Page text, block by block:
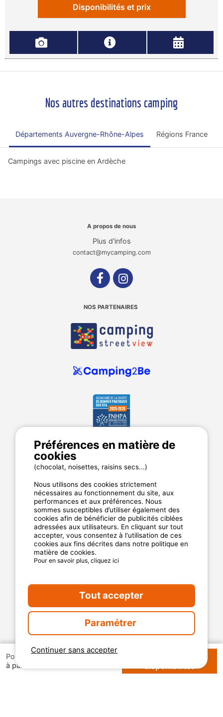
Pour 1 semaine
à partir de
disponibilités
Disponibilités et prix
Nos autres destinations camping
Départements Auvergne-Rhône-Alpes Régions France
Campings avec piscine en Ardèche
A propos de nous
Plus d'infos
contact@mycamping.com
NOS PARTENAIRES
Annuaire des campings
CGU du site
Plan de site
Cookies
Charte de confidentialité
La garantie MyCamping.com
Des avis clients authentiques
Les offres aux meilleur prix
Continuer sans accepter
Préférences en matière de
cookies
(chocolat, noisettes, raisins secs...)
Nous utilisons des cookies strictement
nécessaires au fonctionnement du site, aux
performances et aux préférences. Nous
sommes susceptibles d’utiliser également des
cookies afin de bénéficier de publicités ciblées
adressées aux utilisateurs. En cliquant sur tout
accepter, vous consentez à l'utilisation de ces
cookies aux fins décrites dans notre politique en
matière de cookies.
Pour en savoir plus, cliquez ici
Tout accepter
Paramétrer